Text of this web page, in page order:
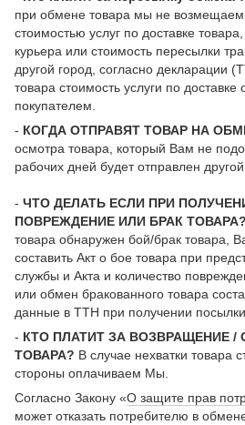
при обмене товара мы не возмещаем
стоимостью услуг по доставке
курьера или стоимость пересылки
другой город, согласно декларации
товара стоимость услуги по доставке
покупателем.
- КОГДА ОТПРАВЯТ ТОВАР НА
осмотра товара, который Вам не
рабочих дней будет отправлен
- ЧТО ДЕЛАТЬ ЕСЛИ ПРИ
ПОВРЕЖДЕНИЕ ИЛИ БРАК ТОВАРА?
товара обнаружен бой/брак товара,
составить Акт о бое товара при
службы и Акта и количество
или обмен бракованного товара
данные в ТТН при получении посылки.
- КТО ПЛАТИТ ЗА ВОЗВРАЩЕНИЕ
ТОВАРА? В случае нехватки товара
стороны оплачиваем Мы.
Согласно Закону «О защите прав
может отказать потребителю в